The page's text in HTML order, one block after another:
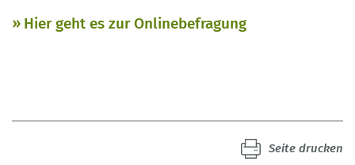
Hier geht es zur Onlinebefragung
Seite drucken